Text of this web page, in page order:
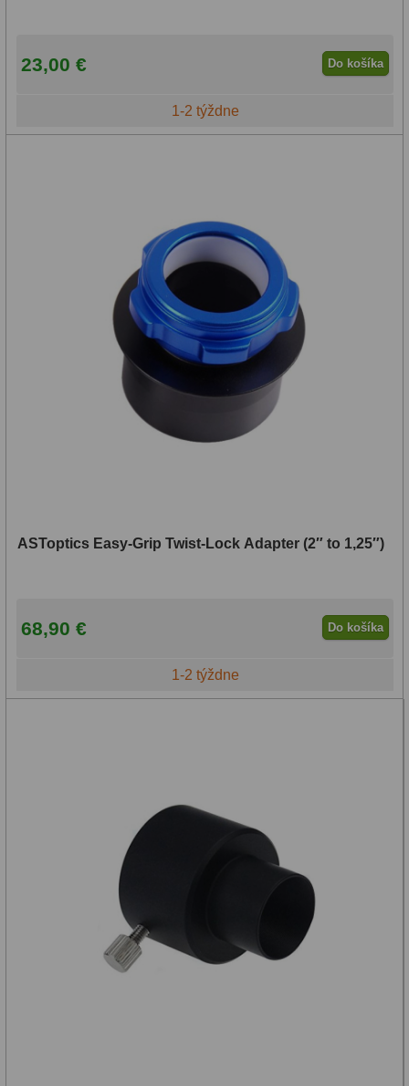
23,00 € Do košíka
1-2 týždne
ASToptics Easy-Grip Twist-Lock Adapter (2″ to 1,25″)
68,90 € Do košíka
1-2 týždne